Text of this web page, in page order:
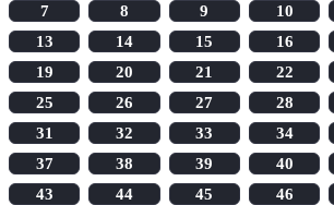
7
8 9 10
13
14 15 16
19
20 21 22
25
26 27 28
31
32 33 34
37
38 39 40
43
44 45 46